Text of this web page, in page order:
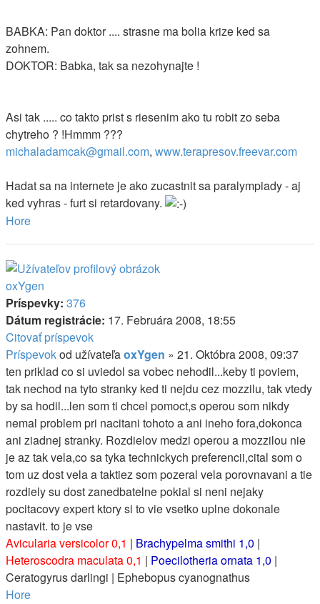
BABKA: Pan doktor .... strasne ma bolia krize ked sa
zohnem.
DOKTOR: Babka, tak sa nezohynajte !
Asi tak ..... co takto prist s riesenim ako tu robit zo seba
chytreho ? !Hmmm ???
michaladamcak@gmail.com, www.terapresov.freevar.com
Hadat sa na internete je ako zucastnit sa paralympiady - aj
ked vyhras - furt si retardovany.
Hore
oxYgen
Príspevky: 376
Dátum registrácie: 17. Februára 2008, 18:55
Citovať príspevok
Príspevokod užívateľaoxYgen » 21. Októbra 2008, 09:37
ten priklad co si uviedol sa vobec nehodil...keby ti poviem,
tak nechod na tyto stranky ked ti nejdu cez mozzilu, tak vtedy
by sa hodil...len som ti chcel pomoct,s operou som nikdy
nemal problem pri nacitani tohoto a ani ineho fora,dokonca
ani ziadnej stranky. Rozdielov medzi operou a mozzilou nie
je az tak vela,co sa tyka technickych preferencii,cital som o
tom uz dost vela a taktiez som pozeral vela porovnavani a tie
rozdiely su dost zanedbatelne pokial si neni nejaky
pocitacovy expert ktory si to vie vsetko uplne dokonale
nastavit. to je vse
Avicularia versicolor 0,1 | Brachypelma smithi 1,0 |
Heteroscodra maculata 0,1 | Poecilotheria ornata 1,0 |
Ceratogyrus darlingi | Ephebopus cyanognathus
Hore